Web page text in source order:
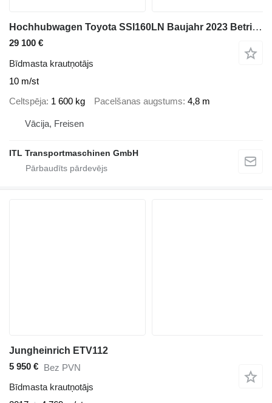
Hochhubwagen Toyota SSI160LN Baujahr 2023 Betriebsstunden 10
29 100 €
Bīdmasta krautņotājs
10 m/st
Celtspēja 1 600 kg Pacelšanas augstums 4,8 m
Vācija, Freisen
ITL Transportmaschinen GmbH
Jungheinrich ETV112
5 950 € Bez PVN
Bīdmasta krautņotājs